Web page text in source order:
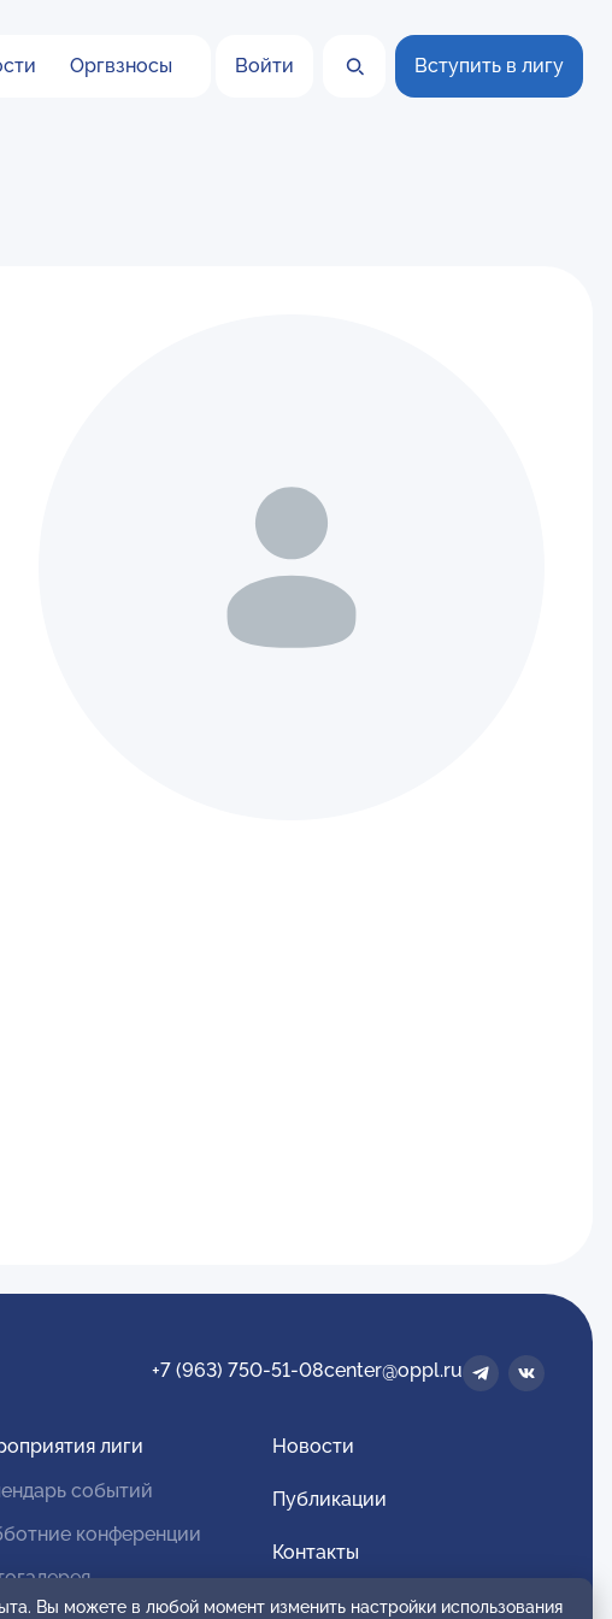
Оргвзносы Войти Вступить в лигу
+7 (963) 750-51-08center@oppl.ru
лиги
событий
конференции
Новости
Публикации
Контакты
Для спонсоров и партнеров
Вы можете в любой момент изменить настройки использования